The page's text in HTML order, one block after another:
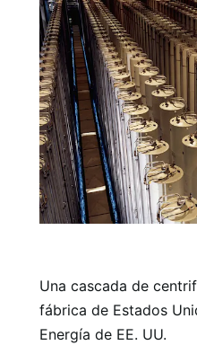
Una cascada de
fábrica de Estados
Energía de EE. UU.